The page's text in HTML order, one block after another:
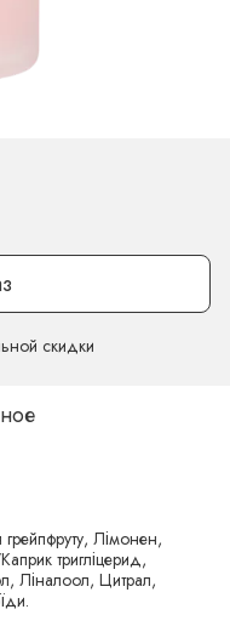
скидки
Лімонен,
тригліцерид,
Ліналоол, Цитрал,